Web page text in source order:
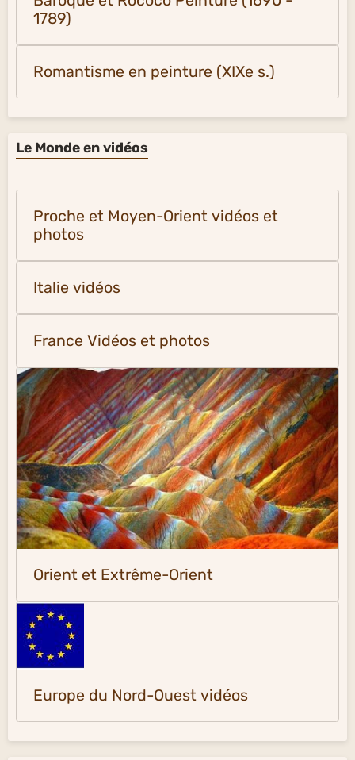
1789)
Romantisme en peinture (XIXe s.)
Le Monde en vidéos
Proche et Moyen-Orient vidéos et
photos
Italie vidéos
France Vidéos et photos
Orient et Extrême-Orient
Europe du Nord-Ouest vidéos